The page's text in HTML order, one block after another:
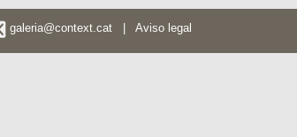
galeria@context.cat Aviso legal